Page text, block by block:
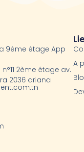
A
9éme étage App
2ème étage av.
2036 ariana